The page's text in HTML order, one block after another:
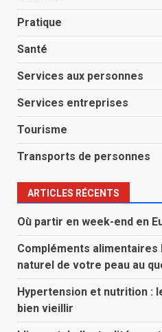
Pratique
Santé
Services aux personnes
Services entreprises
Tourisme
Transports de personnes
ARTICLES RÉCENTS
Où partir en week-end en
Compléments alimentaires
naturel de votre peau au
Hypertension et nutrition :
bien vieillir